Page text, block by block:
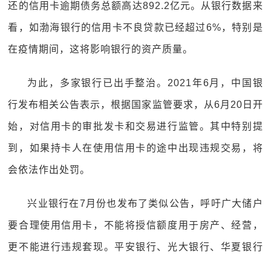
还的信用卡逾期债务总额高达892.2亿元。从银行数据来
看，如渤海银行的信用卡不良贷款已经超过6%，特别是
在疫情期间，这将影响银行的资产质量。
为此，多家银行已出手整治。2021年6月，中国银
行发布相关公告表示，根据国家监管要求，从6月20日开
始，对信用卡的审批发卡和交易进行监管。其中特别提
到，如果持卡人在使用信用卡的途中出现违规交易，将
会依法作出处罚。
兴业银行在7月份也发布了类似公告，呼吁广大储户
要合理使用信用卡，不能将授信额度用于房产、经营，
更不能进行违规套现。平安银行、光大银行、华夏银行